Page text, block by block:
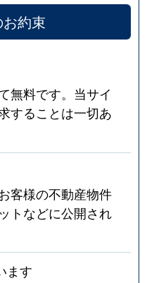
約束
無料です。当サイ
することは一切あ
客様の不動産物件
トなどに公開され
ます